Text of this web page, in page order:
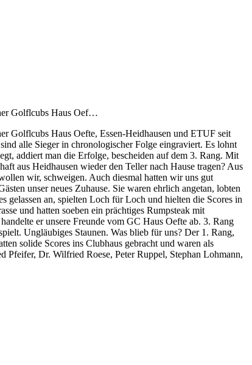
Golflcubs Haus Oef…
Golflcubs Haus Oefte, Essen-Heidhausen und ETUF seit
alle Sieger in chronologischer Folge eingraviert. Es lohnt
addiert man die Erfolge, bescheiden auf dem 3. Rang. Mit
aus Heidhausen wieder den Teller nach Hause tragen? Aus
wir, schweigen. Auch diesmal hatten wir uns gut
unser neues Zuhause. Sie waren ehrlich angetan, lobten
gelassen an, spielten Loch für Loch und hielten die Scores in
und hatten soeben ein prächtiges Rumpsteak mit
er unsere Freunde vom GC Haus Oefte ab. 3. Rang
Ungläubiges Staunen. Was blieb für uns? Der 1. Rang,
solide Scores ins Clubhaus gebracht und waren als
Dr. Wilfried Roese, Peter Ruppel, Stephan Lohmann,